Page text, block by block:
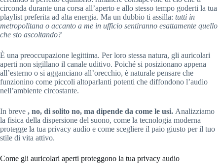
circonda durante una corsa all’aperto e allo stesso tempo goderti la tua
playlist preferita ad alta energia. Ma un dubbio ti assilla: tutti in
metropolitana o accanto a me in ufficio sentiranno esattamente quello
che sto ascoltando?
È una preoccupazione legittima. Per loro stessa natura, gli auricolari
aperti non sigillano il canale uditivo. Poiché si posizionano appena
all’esterno o si agganciano all’orecchio, è naturale pensare che
funzionino come piccoli altoparlanti potenti che diffondono l’audio
nell’ambiente circostante.
In breve , no, di solito no, ma dipende da come le usi. Analizziamo
la fisica della dispersione del suono, come la tecnologia moderna
protegge la tua privacy audio e come scegliere il paio giusto per il tuo
stile di vita attivo.
Come gli auricolari aperti proteggono la tua privacy audio